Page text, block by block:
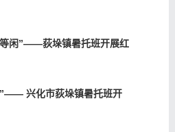
闲”——荻垛镇暑托班开展红
兴化市荻垛镇暑托班开